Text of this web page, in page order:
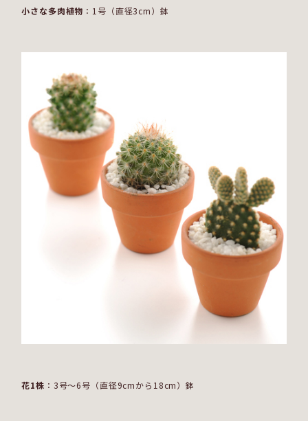
小さな多肉植物 ：1号（直径3cm）鉢
花1株 ：3号～6号（直径9cmから18cm）鉢